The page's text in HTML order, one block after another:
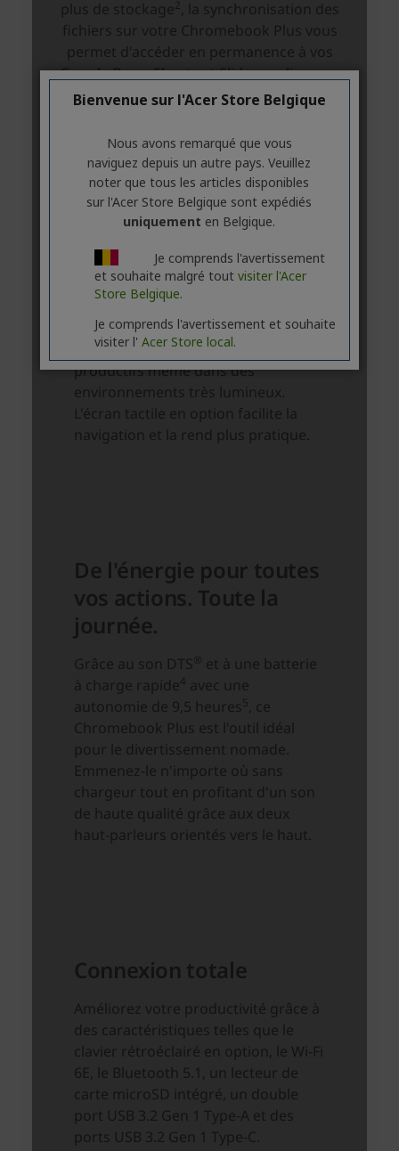
Bienvenue sur l'Acer Store Belgique
Nous avons remarqué que vous
naviguez depuis un autre pays. Veuillez
noter que tous les articles disponibles
sur l'Acer Store Belgique sont expédiés
uniquement en Belgique.
Je comprends l'avertissement
et souhaite malgré tout visiter l'Acer
Store Belgique.
Je comprends l'avertissement et souhaite
visiter l' Acer Store local.